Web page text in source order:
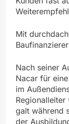
Mit
Nach seiner
Nacar für
im
galt während
der